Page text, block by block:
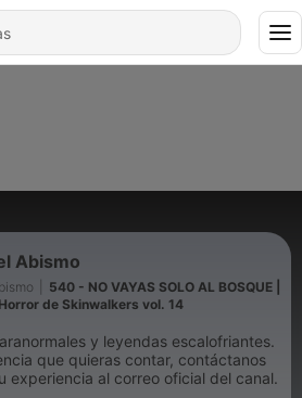
Abismo
540 - NO VAYAS SOLO AL BOSQUE |
de Skinwalkers vol. 14
y leyendas escalofriantes.
que quieras contar, contáctanos
experiencia al correo oficial del canal.